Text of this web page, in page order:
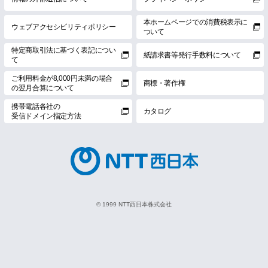
ウェブアクセシビリティポリシー
本ホームページでの消費税表示に
ついて
特定商取引法に基づく表記につい
て
紙請求書等発行手数料について
ご利用料金が8,000円未満の場合
の翌月合算について
商標・著作権
携帯電話各社の
受信ドメイン指定方法
カタログ
© 1999 NTT西日本株式会社